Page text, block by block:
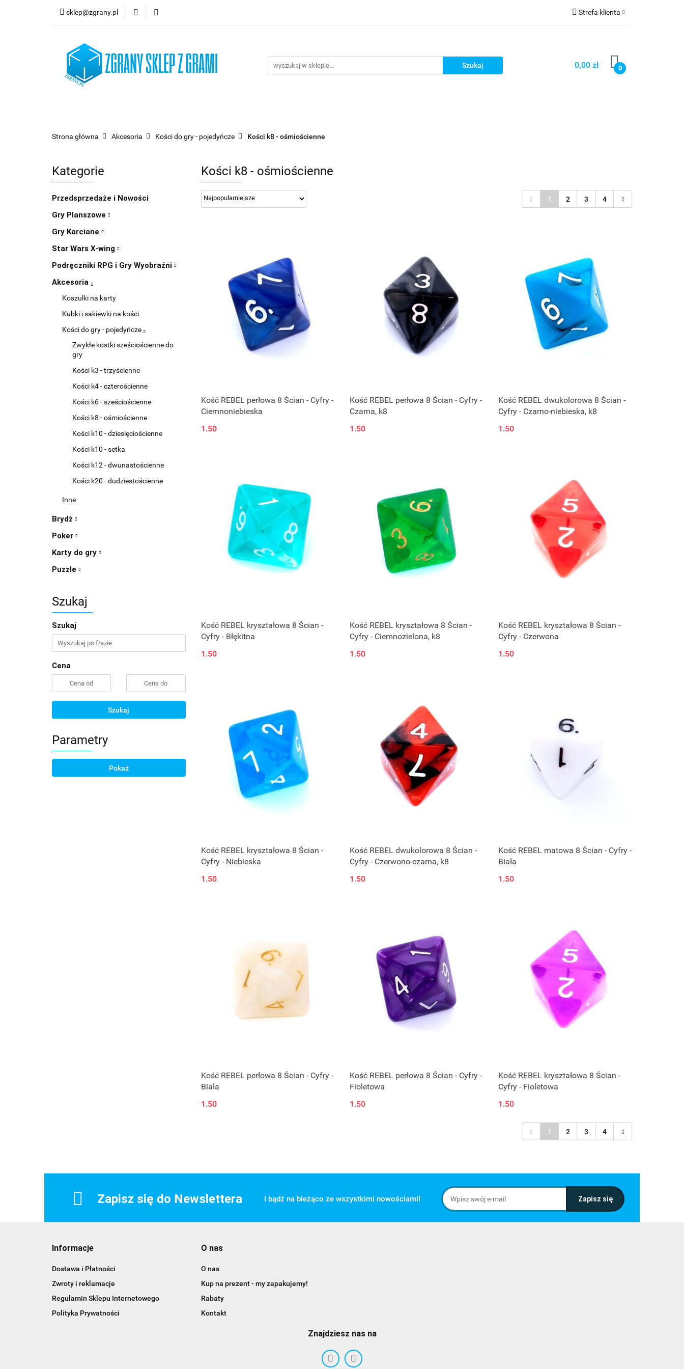
sklep@zgrany.pl Strefa klienta
Zarejestruj się
Dodaj zgłoszenie
0,00 zł 0
Nowości
Brydż, Poker i Karty do Gry
Strona główna Akcesoria Kości do gry - pojedyńcze Kości k8 - ośmiościenne
Kategorie
Przedsprzedaże i Nowości
Gry Planszowe
Gry Karciane
Star Wars X-wing
Podręczniki RPG i Gry Wyobraźni
Akcesoria
Koszulki na karty
Kubki i sakiewki na kości
Kości do gry - pojedyńcze
Zwykłe kostki sześciościenne do
gry
Kości k3 - trzyścienne
Kości k4 - czterościenne
Kości k6 - sześciościenne
Kości k8 - ośmiościenne
Kości k10 - dziesięciościenne
Kości k10 - setka
Kości k12 - dwunastościenne
Kości k20 - dudziestościenne
Inne
Brydż
Poker
Karty do gry
Puzzle
Szukaj
Szukaj
Cena
Szukaj
Parametry
Pokaż
Kości k8 - ośmiościenne
1 2 3 4
Kość REBEL perłowa 8 Ścian - Cyfry -
Ciemnoniebieska
1.50
Kość REBEL perłowa 8 Ścian - Cyfry -
Czarna, k8
1.50
Kość REBEL dwukolorowa 8 Ścian -
Cyfry - Czarno-niebieska, k8
1.50
Kość REBEL kryształowa 8 Ścian -
Cyfry - Błękitna
1.50
Kość REBEL kryształowa 8 Ścian -
Cyfry - Ciemnozielona, k8
1.50
Kość REBEL kryształowa 8 Ścian -
Cyfry - Czerwona
1.50
Kość REBEL kryształowa 8 Ścian -
Cyfry - Niebieska
1.50
Kość REBEL dwukolorowa 8 Ścian -
Cyfry - Czerwono-czarna, k8
1.50
Kość REBEL matowa 8 Ścian - Cyfry -
Biała
1.50
Kość REBEL perłowa 8 Ścian - Cyfry -
Biała
1.50
Kość REBEL perłowa 8 Ścian - Cyfry -
Fioletowa
1.50
Kość REBEL kryształowa 8 Ścian -
Cyfry - Fioletowa
1.50
1 2 3 4
Zapisz się do Newslettera I bądź na bieżąco ze wszystkimi nowościami!
Informacje
Dostawa i Płatności
Zwroty i reklamacje
Regulamin Sklepu Internetowego
Polityka Prywatności
O nas
O nas
Kup na prezent - my zapakujemy!
Rabaty
Kontakt
Znajdziesz nas na